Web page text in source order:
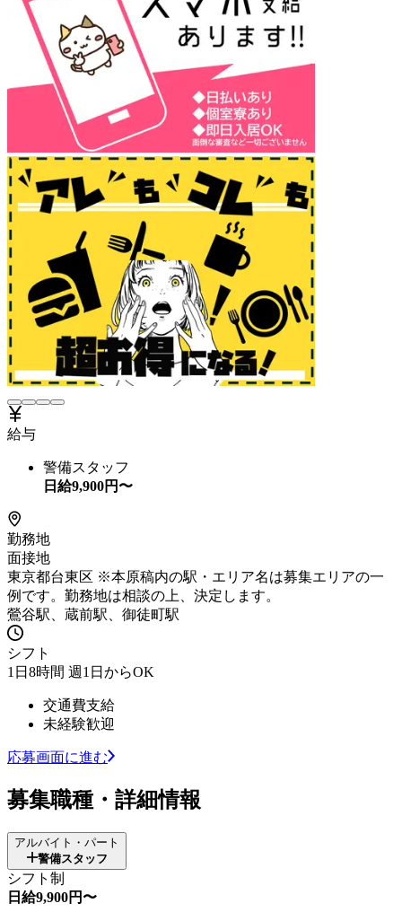
給与
警備スタッフ
日給9,900円〜
勤務地
面接地
東京都台東区 ※本原稿内の駅・エリア名は募集エリアの一
例です。勤務地は相談の上、決定します。
鶯谷駅、蔵前駅、御徒町駅
シフト
1日8時間 週1日からOK
交通費支給
未経験歓迎
応募画面に進む
募集職種・詳細情報
アルバイト・パート
警備スタッフ
シフト制
日給9,900円〜